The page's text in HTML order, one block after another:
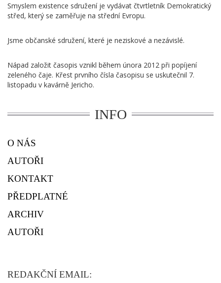
Smyslem existence sdružení je vydávat čtvrtletník Demokratický
střed, který se zaměřuje na střední Evropu.
Jsme občanské sdružení, které je neziskové a nezávislé.
Nápad založit časopis vznikl během února 2012 při popíjení
zeleného čaje. Křest prvního čísla časopisu se uskutečnil 7.
listopadu v kavárně Jericho.
INFO
O NÁS
AUTOŘI
KONTAKT
PŘEDPLATNÉ
ARCHIV
AUTOŘI
REDAKČNÍ EMAIL: